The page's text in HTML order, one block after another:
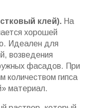
клей). На
хорошей
Идеален для
возведения
фасадов. При
количеством гипса
материал.